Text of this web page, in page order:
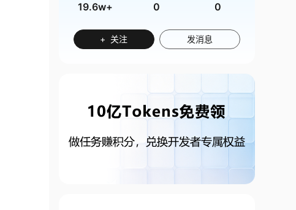
19.6w+ 0 0
+ 关注 发消息